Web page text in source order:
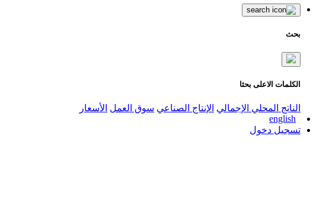
بحث
الكلمات الاعلى بحثا
الناتج المحلي الإجمالي الإنتاج الصناعي سوق العمل الأسعار
english
تسجيل دخول